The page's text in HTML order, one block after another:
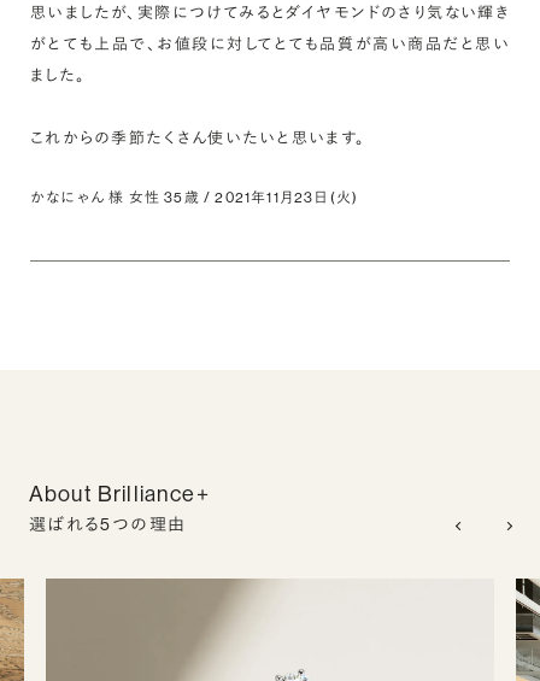
思いましたが、実際につけてみるとダイヤモンドのさり気ない輝き
がとても上品で、お値段に対してとても品質が高い商品だと思い
ました。
これからの季節たくさん使いたいと思います。
かなにゃん 様 女性 35歳 / 2021年11月23日(火)
About Brilliance+
選ばれる5つの理由